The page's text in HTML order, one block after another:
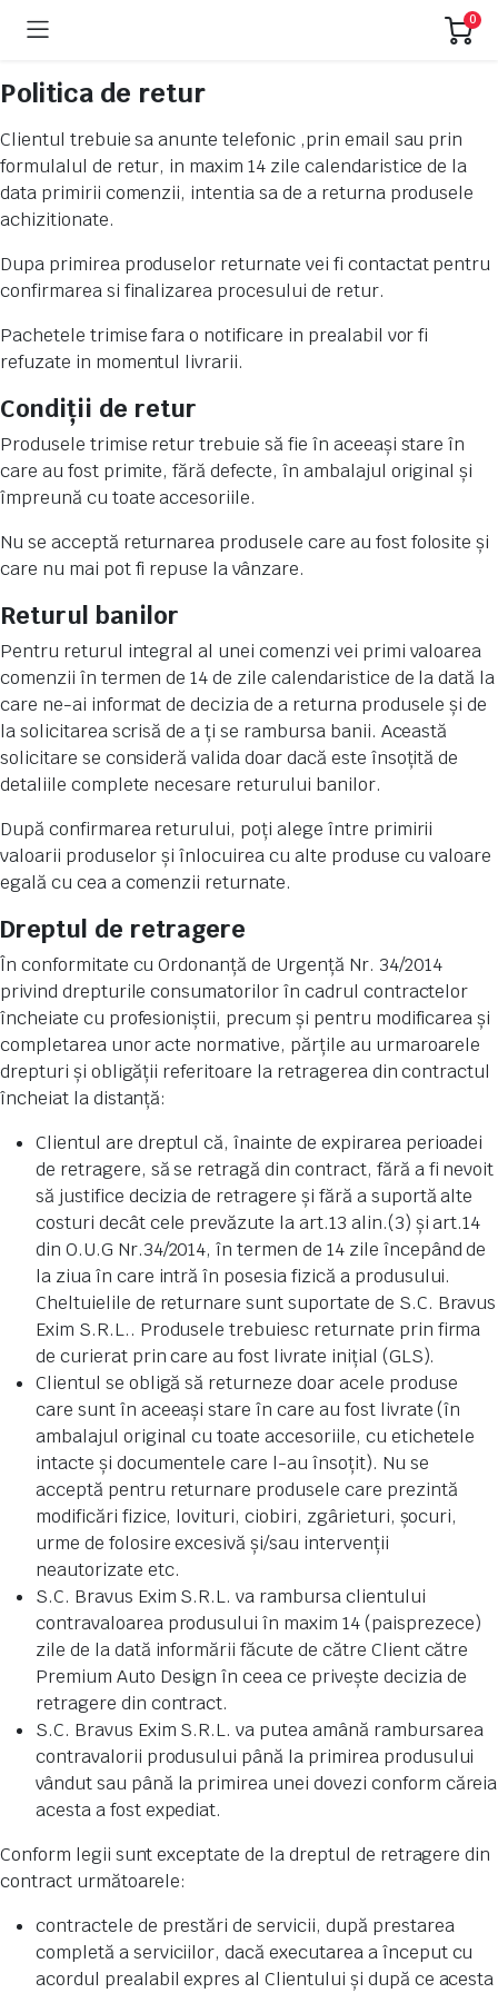
0
Politica de retur
Clientul trebuie sa anunte telefonic ,prin email sau prin
formulalul de retur, in maxim 14 zile calendaristice de la
data primirii comenzii, intentia sa de a returna produsele
achizitionate.
Dupa primirea produselor returnate vei fi contactat pentru
confirmarea si finalizarea procesului de retur.
Pachetele trimise fara o notificare in prealabil vor fi
refuzate in momentul livrarii.
Condiții de retur
Produsele trimise retur trebuie să fie în aceeași stare în
care au fost primite, fără defecte, în ambalajul original și
împreună cu toate accesoriile.
Nu se acceptă returnarea produsele care au fost folosite și
care nu mai pot fi repuse la vânzare.
Returul banilor
Pentru returul integral al unei comenzi vei primi valoarea
comenzii în termen de 14 de zile calendaristice de la dată la
care ne-ai informat de decizia de a returna produsele și de
la solicitarea scrisă de a ți se rambursa banii. Această
solicitare se consideră valida doar dacă este însoțită de
detaliile complete necesare returului banilor.
După confirmarea returului, poți alege între primirii
valoarii produselor și înlocuirea cu alte produse cu valoare
egală cu cea a comenzii returnate.
Dreptul de retragere
În conformitate cu Ordonanță de Urgență Nr. 34/2014
privind drepturile consumatorilor în cadrul contractelor
încheiate cu profesioniștii, precum și pentru modificarea și
completarea unor acte normative, părțile au urmaroarele
drepturi și obligății referitoare la retragerea din contractul
încheiat la distanță:
Clientul are dreptul că, înainte de expirarea perioadei
de retragere, să se retragă din contract, fără a fi nevoit
să justifice decizia de retragere și fără a suportă alte
costuri decât cele prevăzute la art.13 alin.(3) și art.14
din O.U.G Nr.34/2014, în termen de 14 zile începând de
la ziua în care intră în posesia fizică a produsului.
Cheltuielile de returnare sunt suportate de S.C. Bravus
Exim S.R.L.. Produsele trebuiesc returnate prin firma
de curierat prin care au fost livrate inițial (GLS).
Clientul se obligă să returneze doar acele produse
care sunt în aceeași stare în care au fost livrate (în
ambalajul original cu toate accesoriile, cu etichetele
intacte și documentele care l-au însoțit). Nu se
acceptă pentru returnare produsele care prezintă
modificări fizice, lovituri, ciobiri, zgârieturi, șocuri,
urme de folosire excesivă și/sau intervenții
neautorizate etc.
S.C. Bravus Exim S.R.L. va rambursa clientului
contravaloarea produsului în maxim 14 (paisprezece)
zile de la dată informării făcute de către Client către
Premium Auto Design în ceea ce privește decizia de
retragere din contract.
S.C. Bravus Exim S.R.L. va putea amână rambursarea
contravalorii produsului până la primirea produsului
vândut sau până la primirea unei dovezi conform căreia
acesta a fost expediat.
Conform legii sunt exceptate de la dreptul de retragere din
contract următoarele:
contractele de prestări de servicii, după prestarea
completă a serviciilor, dacă executarea a început cu
acordul prealabil expres al Clientului și după ce acesta